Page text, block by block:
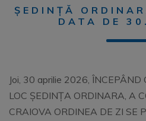
ȘEDINȚĂ
DATA DE
Joi, 30 aprilie 2026,
LOC ȘEDINȚA ORDINARA, A
CRAIOVA ORDINEA DE ZI SE